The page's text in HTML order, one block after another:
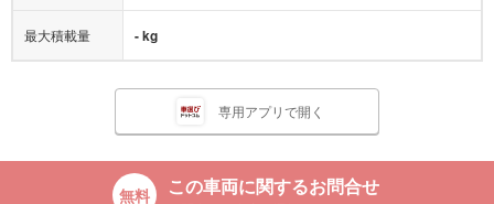
最大積載量 - kg
専用アプリで開く
この車両に関するお問合せ